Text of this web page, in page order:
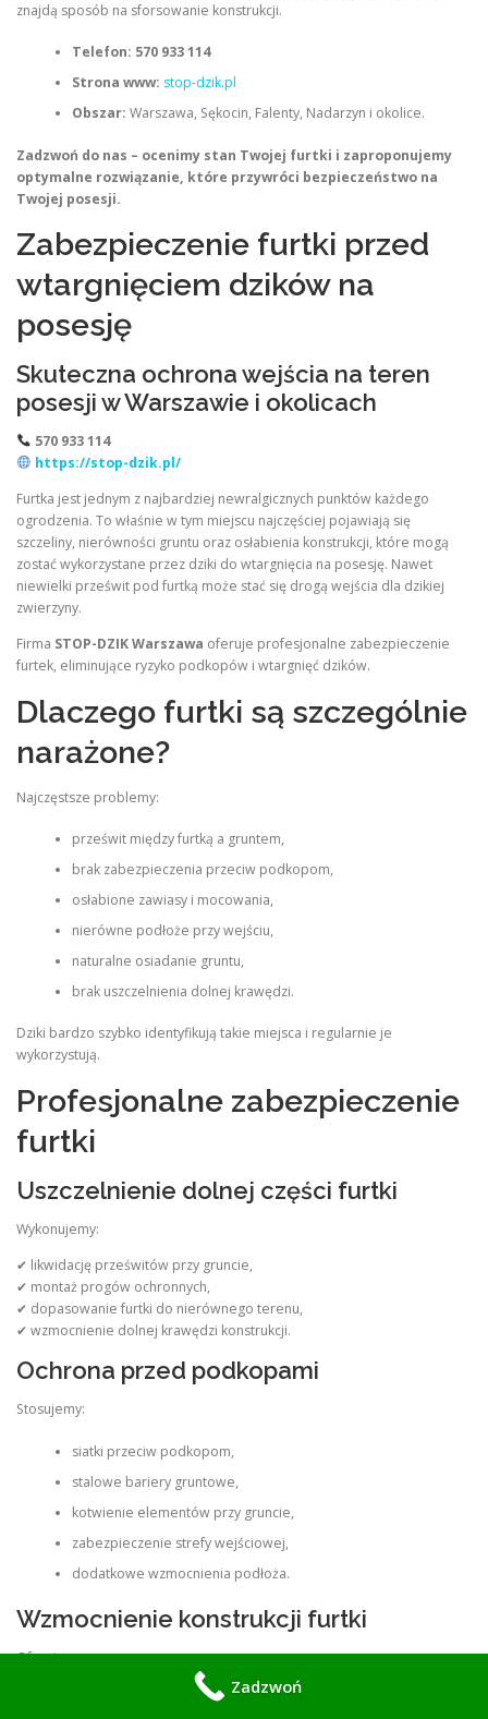
znajdą sposób na sforsowanie konstrukcji.
Telefon: 570 933 114
Strona www: stop-dzik.pl
Obszar: Warszawa, Sękocin, Falenty, Nadarzyn i okolice.
Zadzwoń do nas – ocenimy stan Twojej furtki i zaproponujemy
optymalne rozwiązanie, które przywróci bezpieczeństwo na
Twojej posesji.
Zabezpieczenie furtki przed
wtargnięciem dzików na
posesję
Skuteczna ochrona wejścia na teren
posesji w Warszawie i okolicach
570 933 114
https://stop-dzik.pl/
Furtka jest jednym z najbardziej newralgicznych punktów każdego
ogrodzenia. To właśnie w tym miejscu najczęściej pojawiają się
szczeliny, nierówności gruntu oraz osłabienia konstrukcji, które mogą
zostać wykorzystane przez dziki do wtargnięcia na posesję. Nawet
niewielki prześwit pod furtką może stać się drogą wejścia dla dzikiej
zwierzyny.
Firma STOP-DZIK Warszawa oferuje profesjonalne zabezpieczenie
furtek, eliminujące ryzyko podkopów i wtargnięć dzików.
Dlaczego furtki są szczególnie
narażone?
Najczęstsze problemy:
prześwit między furtką a gruntem,
brak zabezpieczenia przeciw podkopom,
osłabione zawiasy i mocowania,
nierówne podłoże przy wejściu,
naturalne osiadanie gruntu,
brak uszczelnienia dolnej krawędzi.
Dziki bardzo szybko identyfikują takie miejsca i regularnie je
wykorzystują.
Profesjonalne zabezpieczenie
furtki
Uszczelnienie dolnej części furtki
Wykonujemy:
✔ likwidację prześwitów przy gruncie,
✔ montaż progów ochronnych,
✔ dopasowanie furtki do nierównego terenu,
✔ wzmocnienie dolnej krawędzi konstrukcji.
Ochrona przed podkopami
Stosujemy:
siatki przeciw podkopom,
stalowe bariery gruntowe,
kotwienie elementów przy gruncie,
zabezpieczenie strefy wejściowej,
dodatkowe wzmocnienia podłoża.
Wzmocnienie konstrukcji furtki
Oferujemy:
wzmacnianie zawiasów i słupków,
Zadzwoń